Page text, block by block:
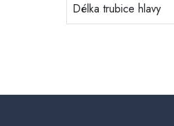
Délka trubice hlavy